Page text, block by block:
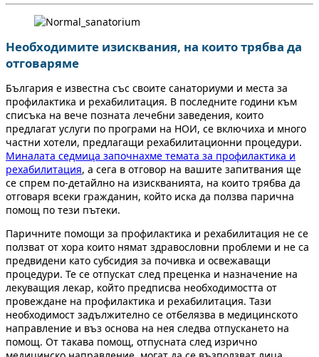
Необходимите изисквания, на които трябва да
отговаряме
България е известна със своите санаториуми и места за
профилактика и рехабилитация. В последните години към
списъка на вече позната лечебни заведения, които
предлагат услуги по програми на НОИ, се включиха и много
частни хотели, предлагащи рехабилитационни процедури.
Миналата седмица започнахме темата за профилактика и
рехабилитация, а сега в отговор на вашите запитвания ще
се спрем по-детайлно на изискванията, на които трябва да
отговаря всеки гражданин, който иска да ползва парична
помощ по тези пътеки.
Паричните помощи за профилактика и рехабилитация не се
ползват от хора които нямат здравословни проблеми и не са
предвидени като субсидия за почивка и освежаващи
процедури. Те се отпускат след преценка и назначение на
лекуващия лекар, който предписва необходимостта от
провеждане на профилактика и рехабилитация. Тази
необходимост задължително се отбелязва в медицинското
направление и въз основа на нея следва отпускането на
помощ. От такава помощ, отпусната след изрично